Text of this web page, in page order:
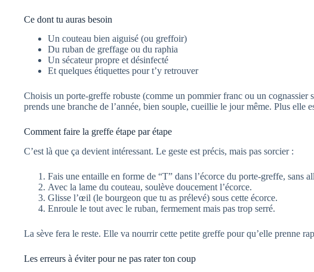
Ce dont tu auras besoin
Un couteau bien aiguisé (ou greffoir)
Du ruban de greffage ou du raphia
Un sécateur propre et désinfecté
Et quelques étiquettes pour t’y retrouver
Choisis un porte-greffe robuste (comme un pommier franc ou un cognassier
prends une branche de l’année, bien souple, cueillie le jour même. Plus elle
Comment faire la greffe étape par étape
C’est là que ça devient intéressant. Le geste est précis, mais pas sorcier :
Fais une entaille en forme de “T” dans l’écorce du porte-greffe, sans
Avec la lame du couteau, soulève doucement l’écorce.
Glisse l’œil (le bourgeon que tu as prélevé) sous cette écorce.
Enroule le tout avec le ruban, fermement mais pas trop serré.
La sève fera le reste. Elle va nourrir cette petite greffe pour qu’elle prenne
Les erreurs à éviter pour ne pas rater ton coup